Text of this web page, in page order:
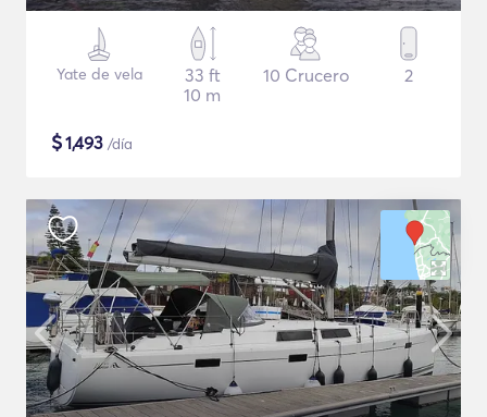
Yate de vela
33 ft
10 m
10 Crucero 2
$1,493 /día